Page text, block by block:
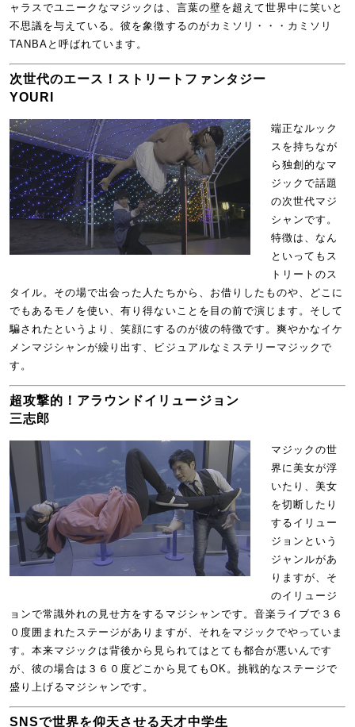
ャラスでユニークなマジックは、言葉の壁を超えて世界中に笑いと
不思議を与えている。彼を象徴するのがカミソリ・・・カミソリ
TANBAと呼ばれています。
次世代のエース！ストリートファンタジー
YOURI
端正なルック
スを持ちなが
ら独創的なマ
ジックで話題
の次世代マジ
シャンです。
特徴は、なん
といってもス
トリートのス
タイル。その場で出会った人たちから、お借りしたものや、どこに
でもあるモノを使い、有り得ないことを目の前で演じます。そして
騙されたというより、笑顔にするのが彼の特徴です。爽やかなイケ
メンマジシャンが繰り出す、ビジュアルなミステリーマジックで
す。
超攻撃的！アラウンドイリュージョン
三志郎
マジックの世
界に美女が浮
いたり、美女
を切断したり
するイリュー
ジョンという
ジャンルがあ
りますが、そ
のイリュージ
ョンで常識外れの見せ方をするマジシャンです。音楽ライブで３６
０度囲まれたステージがありますが、それをマジックでやっていま
す。本来マジックは背後から見られてはとても都合が悪いんです
が、彼の場合は３６０度どこから見てもOK。挑戦的なステージで
盛り上げるマジシャンです。
SNSで世界を仰天させる天才中学生